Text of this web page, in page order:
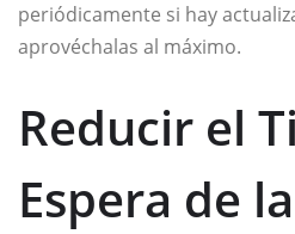
periódicamente si hay
aprovéchalas al máximo.
Reducir el
Espera de